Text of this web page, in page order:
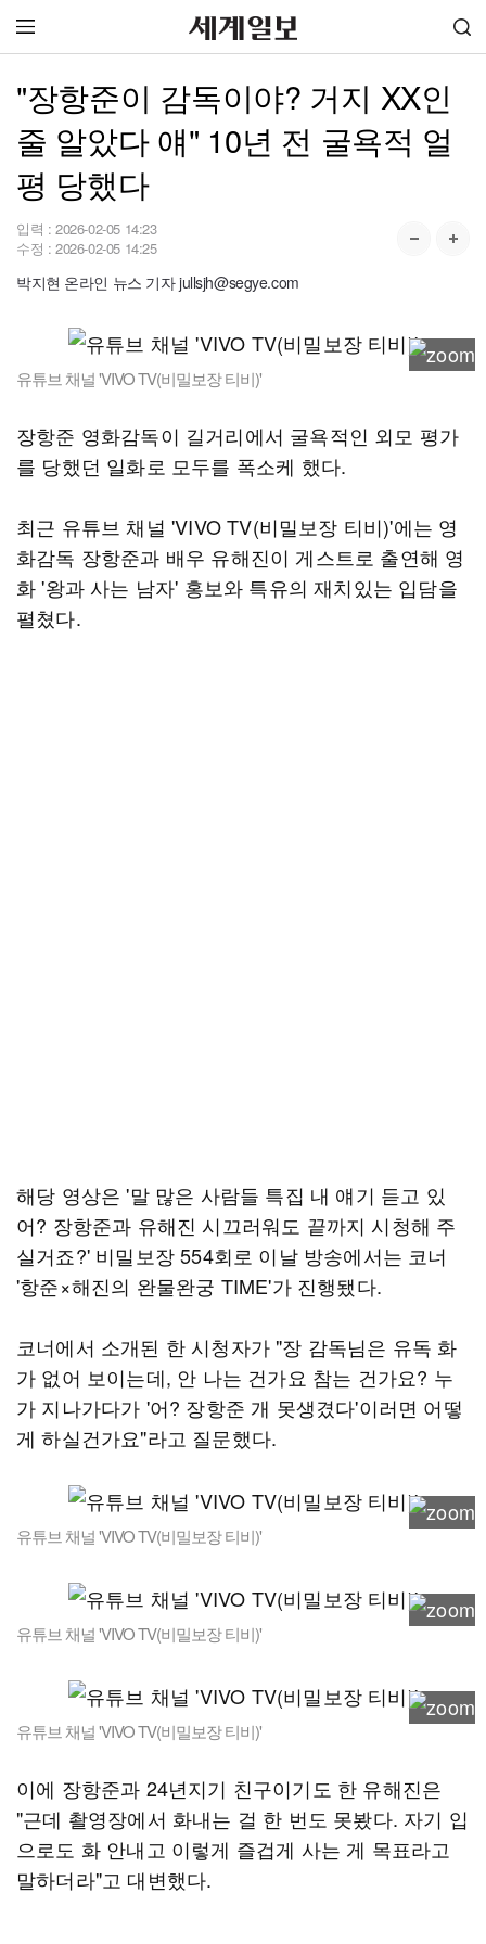
"장항준이 감독이야? 거지 XX인
줄 알았다 얘" 10년 전 굴욕적 얼
평 당했다
입력 : 2026-02-05 14:23
수정 : 2026-02-05 14:25
박지현 온라인 뉴스 기자 jullsjh@segye.com
유튜브 채널 'VIVO TV(비밀보장 티비)'
장항준 영화감독이 길거리에서 굴욕적인 외모 평가
를 당했던 일화로 모두를 폭소케 했다.
최근 유튜브 채널 'VIVO TV(비밀보장 티비)'에는 영
화감독 장항준과 배우 유해진이 게스트로 출연해 영
화 '왕과 사는 남자' 홍보와 특유의 재치있는 입담을
펼쳤다.
해당 영상은 '말 많은 사람들 특집 내 얘기 듣고 있
어? 장항준과 유해진 시끄러워도 끝까지 시청해 주
실거죠?' 비밀보장 554회로 이날 방송에서는 코너
'항준×해진의 완물완궁 TIME'가 진행됐다.
코너에서 소개된 한 시청자가 "장 감독님은 유독 화
가 없어 보이는데, 안 나는 건가요 참는 건가요? 누
가 지나가다가 '어? 장항준 개 못생겼다'이러면 어떻
게 하실건가요"라고 질문했다.
유튜브 채널 'VIVO TV(비밀보장 티비)'
유튜브 채널 'VIVO TV(비밀보장 티비)'
유튜브 채널 'VIVO TV(비밀보장 티비)'
이에 장항준과 24년지기 친구이기도 한 유해진은
"근데 촬영장에서 화내는 걸 한 번도 못봤다. 자기 입
으로도 화 안내고 이렇게 즐겁게 사는 게 목표라고
말하더라"고 대변했다.